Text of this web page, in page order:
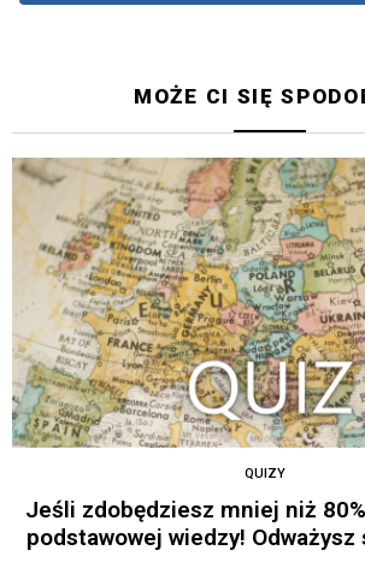
MOŻE CI SIĘ
QUIZY
Jeśli zdobędziesz mniej niż
podstawowej wiedzy! Odważysz